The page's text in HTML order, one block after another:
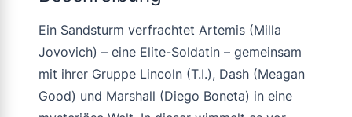
Ein Sandsturm verfrachtet Artemis (Milla
Jovovich) – eine Elite-Soldatin – gemeinsam
mit ihrer Gruppe Lincoln (T.I.), Dash (Meagan
Good) und Marshall (Diego Boneta) in eine